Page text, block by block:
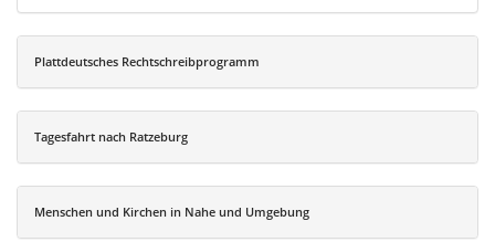
Plattdeutsches Rechtschreibprogramm
Tagesfahrt nach Ratzeburg
Menschen und Kirchen in Nahe und Umgebung